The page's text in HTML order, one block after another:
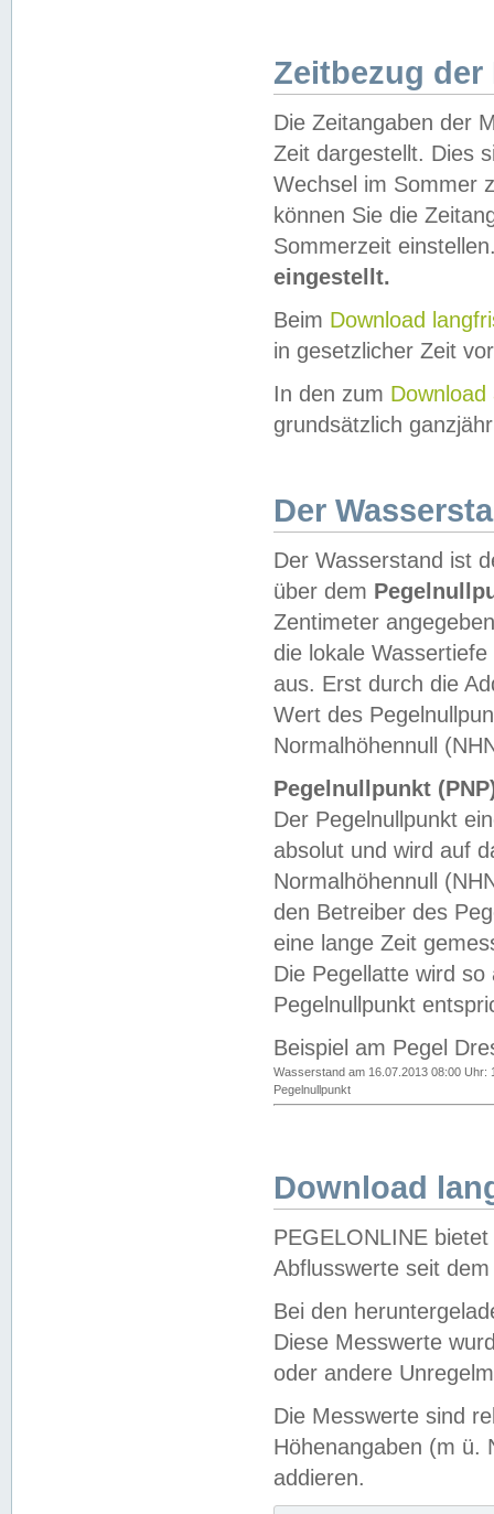
Zeitbezug der
Die Zeitangaben der
Zeit dargestellt. Dies
Wechsel im Sommer
können Sie die
Sommerzeit
eingestellt.
Beim Download
in gesetzlicher Zeit
In den zum Download
grundsätzlich
Der
Der Wasserstand ist
über dem
Zentimeter
die lokale
aus. Erst durch die
Wert des
Normalhöhennull
Pegelnullpunkt
Der Pegelnullpunkt
absolut und wird auf
Normalhöhennull
den Betreiber des
eine lange Zeit
Die Pegellatte wird
Pegelnullpunkt
Beispiel am Pegel
Wasserstand am 16.07.2013 08:00 Uhr:
Pegelnullpunkt
Download
PEGELONLINE
Abflusswerte seit
Bei den
Diese Messwerte
oder andere
Die Messwerte sind
Höhenangaben (m ü.
addieren.